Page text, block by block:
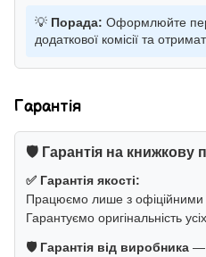
💡 Порада: Оформлюйте
додаткової комісії та
Гарантія
🛡️ Гарантія на книжкову
✅ Гарантія якості:
Працюємо лише з офіційними
Гарантуємо оригінальність
🛡️ Гарантія від виробника —